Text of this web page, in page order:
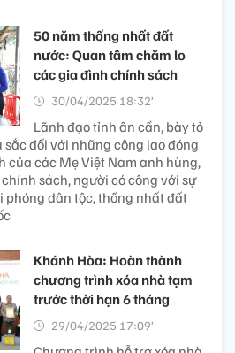
50 năm thống nhất đất
nước: Quan tâm chăm lo
các gia đình chính sách
30/04/2025 18:32’
Lãnh đạo tỉnh ân cần, bày tỏ
sắc đối với những công lao đóng
của các Mẹ Việt Nam anh hùng,
sách, người có công với sự
dân tộc, thống nhất đất
Khánh Hòa: Hoàn thành
chương trình xóa nhà tạm
trước thời hạn 6 tháng
29/04/2025 17:09’